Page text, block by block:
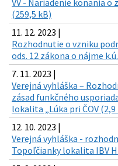
VV - Nariadenie konania o
(259,5 kB)
11. 12. 2023 |
Rozhodnutie o vzniku
ods. 12 zákona o nájme
7. 11. 2023 |
Verejná vyhláška –
zásad funkčného
lokalita „Lúka pri ČOV (2,9
12. 10. 2023 |
Verejná vyhláška -
Topoľčianky lokalita IBV